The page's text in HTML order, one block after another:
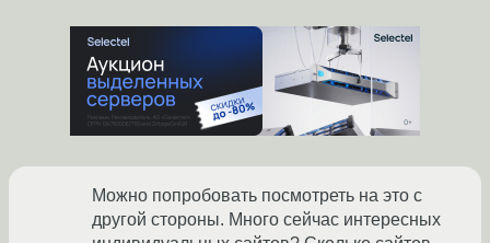
Можно попробовать посмотреть на это с
другой стороны. Много сейчас интересных